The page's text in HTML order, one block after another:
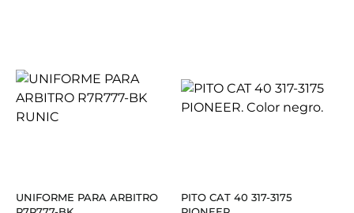
UNIFORME PARA ARBITRO
PITO CAT 40 317-3175